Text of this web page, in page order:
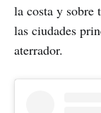
la costa y sobre
las ciudades
aterrador.